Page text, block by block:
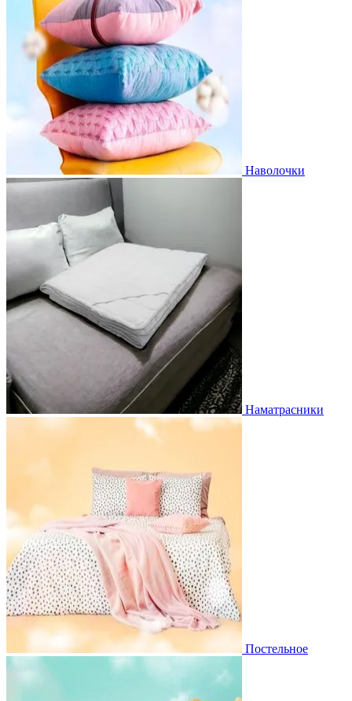
Наволочки
Наматрасники
Постельное